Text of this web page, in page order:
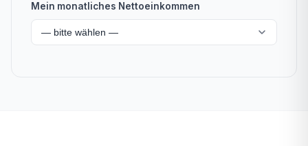
Mein monatliches Nettoeinkommen
— bitte wählen —